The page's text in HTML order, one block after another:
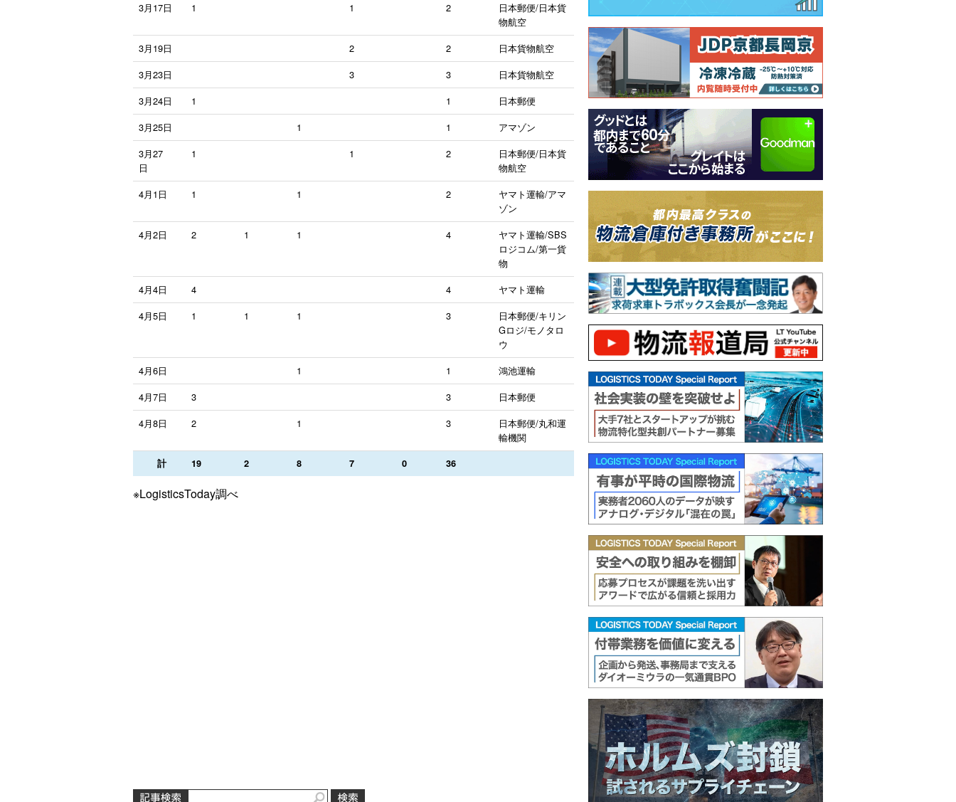
計 19 2 8 7 0 36
3月17日
1 1 2
日本郵便/日本貨
物航空
3月19日
2 2
日本貨物航空
3月23日
3 3
日本貨物航空
3月24日
1 1
日本郵便
3月25日
1 1
アマゾン
3月27
日
1 1 2
日本郵便/日本貨
物航空
4月1日
1 1 2
ヤマト運輸/アマ
ゾン
4月2日
2 1 1 4
ヤマト運輸/SBS
ロジコム/第一貨
物
4月4日
4 4
ヤマト運輸
4月5日
1 1 1 3
日本郵便/キリン
Gロジ/モノタロ
ウ
4月6日
1 1
鴻池運輸
4月7日
3 3
日本郵便
4月8日
2 1 3
日本郵便/丸和運
輸機関
※LogisticsToday調べ